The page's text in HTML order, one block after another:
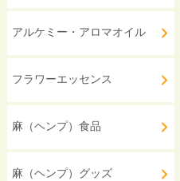
アルケミー・アロマオイル
フラワーエッセンス
麻（ヘンプ）食品
麻（ヘンプ）グッズ